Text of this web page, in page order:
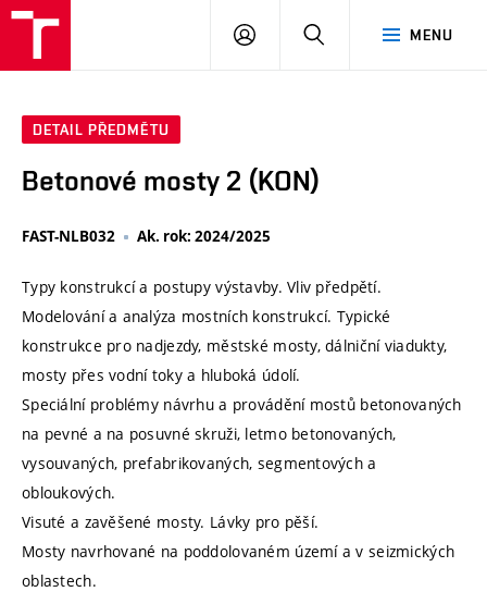
MENU
PŘIHLÁSIT
DETAIL PŘEDMĚTU
Betonové mosty 2 (KON)
FAST-NLB032 Ak. rok: 2024/2025
Typy konstrukcí a postupy výstavby. Vliv předpětí.
Modelování a analýza mostních konstrukcí. Typické
konstrukce pro nadjezdy, městské mosty, dálniční viadukty,
mosty přes vodní toky a hluboká údolí.
Speciální problémy návrhu a provádění mostů betonovaných
na pevné a na posuvné skruži, letmo betonovaných,
vysouvaných, prefabrikovaných, segmentových a
obloukových.
Visuté a zavěšené mosty. Lávky pro pěší.
Mosty navrhované na poddolovaném území a v seizmických
oblastech.